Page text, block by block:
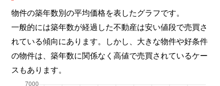
物件の築年数別の平均価格を表したグラフです。
一般的には築年数が経過した不動産は安い値段で売買さ
れている傾向にあります。しかし、大きな物件や好条件
の物件は、築年数に関係なく高値で売買されているケー
スもあります。